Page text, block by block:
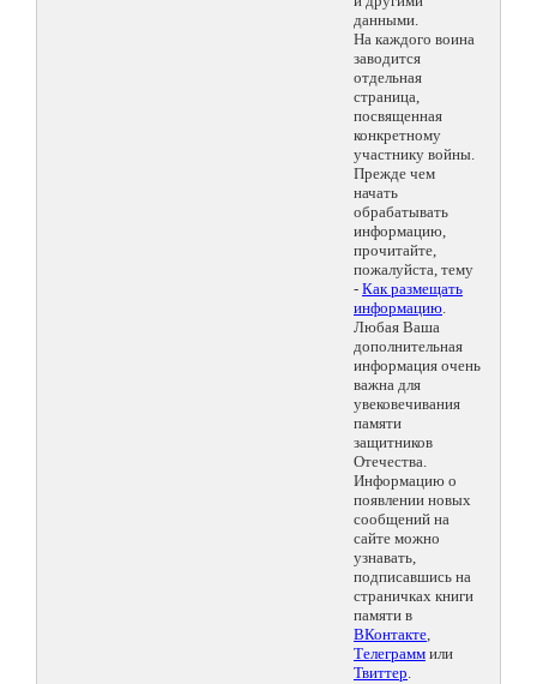
данными.
На каждого воина
заводится
отдельная
страница,
посвященная
конкретному
участнику войны.
Прежде чем
начать
обрабатывать
информацию,
прочитайте,
пожалуйста, тему
- Как размещать
информацию.
Любая Ваша
дополнительная
информация очень
важна для
увековечивания
памяти
защитников
Отечества.
Информацию о
появлении новых
сообщений на
сайте можно
узнавать,
подписавшись на
страничках книги
памяти в
ВКонтакте,
Телеграмм или
Твиттер.